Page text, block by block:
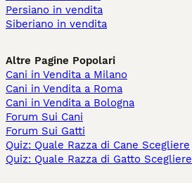
Persiano in vendita
Siberiano in vendita
Altre Pagine Popolari
Cani in Vendita a Milano
Cani in Vendita a Roma
Cani in Vendita a Bologna
Forum Sui Cani
Forum Sui Gatti
Quiz: Quale Razza di Cane Scegliere
Quiz: Quale Razza di Gatto Scegliere